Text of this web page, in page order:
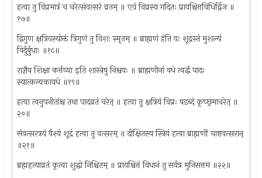
हत्वा तु विप्रमात्रं च चरेत्संवत्सरं व्रतम् ॥ एवं विप्रस्य गदितः प्रायश्चित्तविधिर्द्विज ॥
१७॥
द्विगुण क्षत्रियस्योक्तं त्रिगुणं तु विशः स्मृतम् ॥ ब्राह्मणं हंति यः शूद्रस्तं मुशल्यं
विर्दुर्बुधाः ॥१८॥
राज्ञैव शिक्षा कर्त्तव्या इति शास्त्रेषु निश्चयः ॥ ब्राह्मणीनां वधे त्वर्द्धं पादः
स्यात्कन्यकावधे ॥१९॥
हत्वा त्वनुपनीतांश्च तथा पादव्रतं चरेत् ॥ हत्वा तु क्षत्रियं विप्रः षडब्दं कृच्छ्रमाचरेत् ॥
२०॥
संवत्सरत्रयं वैश्यं शूद्रं हत्वा तु वत्सरम् ॥ दीक्षितस्य स्त्रियं हत्वा ब्राह्मणीं चाष्टवत्सरान्
॥२१॥
ब्रह्महत्याव्रतं कृत्वा शुद्धो निश्चितम् ॥ प्रायश्चित्तं विधानं तु सर्वत्र मुनिसत्तम ॥२२॥